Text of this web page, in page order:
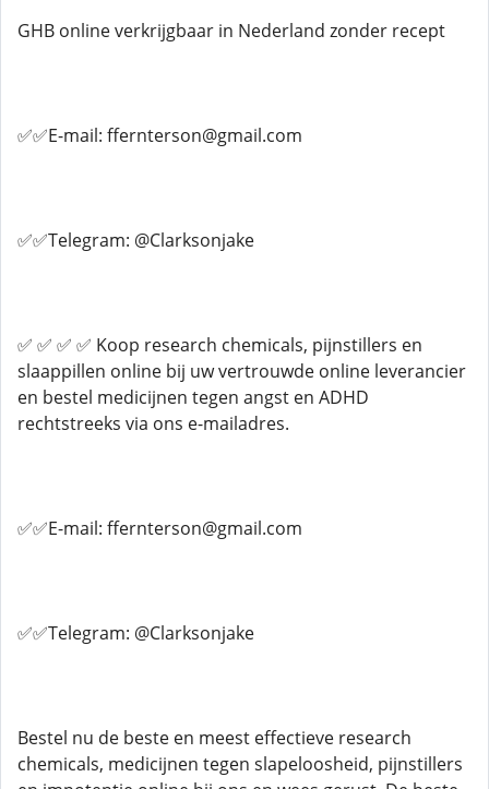
GHB online verkrijgbaar in Nederland zonder recept
✅✅E-mail: ffernterson@gmail.com
✅✅Telegram: @Clarksonjake
✅ ✅ ✅ ✅ Koop research chemicals, pijnstillers en
slaappillen online bij uw vertrouwde online leverancier
en bestel medicijnen tegen angst en ADHD
rechtstreeks via ons e-mailadres.
✅✅E-mail: ffernterson@gmail.com
✅✅Telegram: @Clarksonjake
Bestel nu de beste en meest effectieve research
chemicals, medicijnen tegen slapeloosheid, pijnstillers